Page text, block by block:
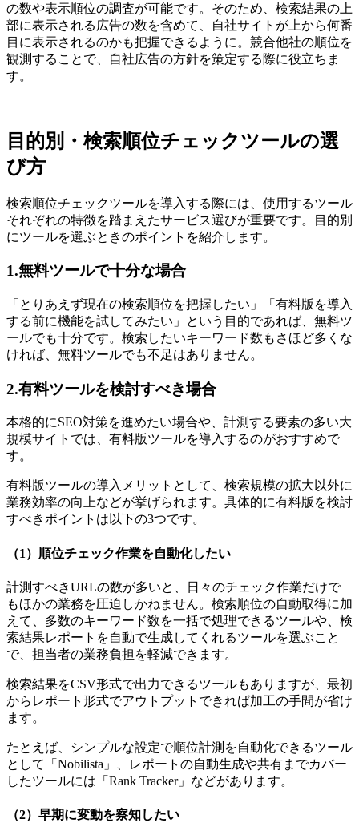
の数や表示順位の調査が可能です。そのため、検索結果の上
部に表示される広告の数を含めて、自社サイトが上から何番
目に表示されるのかも把握できるように。競合他社の順位を
観測することで、自社広告の方針を策定する際に役立ちま
す。
目的別・検索順位チェックツールの選
び方
検索順位チェックツールを導入する際には、使用するツール
それぞれの特徴を踏まえたサービス選びが重要です。目的別
にツールを選ぶときのポイントを紹介します。
1.無料ツールで十分な場合
「とりあえず現在の検索順位を把握したい」「有料版を導入
する前に機能を試してみたい」という目的であれば、無料ツ
ールでも十分です。検索したいキーワード数もさほど多くな
ければ、無料ツールでも不足はありません。
2.有料ツールを検討すべき場合
本格的にSEO対策を進めたい場合や、計測する要素の多い大
規模サイトでは、有料版ツールを導入するのがおすすめで
す。
有料版ツールの導入メリットとして、検索規模の拡大以外に
業務効率の向上などが挙げられます。具体的に有料版を検討
すべきポイントは以下の3つです。
（1）順位チェック作業を自動化したい
計測すべきURLの数が多いと、日々のチェック作業だけで
もほかの業務を圧迫しかねません。検索順位の自動取得に加
えて、多数のキーワード数を一括で処理できるツールや、検
索結果レポートを自動で生成してくれるツールを選ぶこと
で、担当者の業務負担を軽減できます。
検索結果をCSV形式で出力できるツールもありますが、最初
からレポート形式でアウトプットできれば加工の手間が省け
ます。
たとえば、シンプルな設定で順位計測を自動化できるツール
として「Nobilista」、レポートの自動生成や共有までカバー
したツールには「Rank Tracker」などがあります。
（2）早期に変動を察知したい